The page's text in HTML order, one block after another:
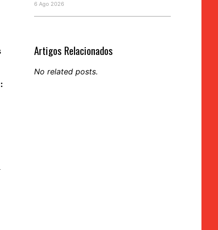
6 Ago 2026
Artigos Relacionados
No related posts.